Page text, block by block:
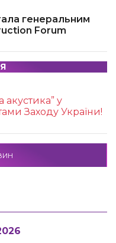
генеральним
Forum
акустика” у
Заходу України!